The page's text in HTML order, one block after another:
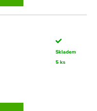
Skladem
5 ks